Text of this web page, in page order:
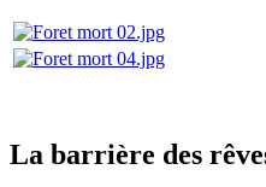
La barrière des